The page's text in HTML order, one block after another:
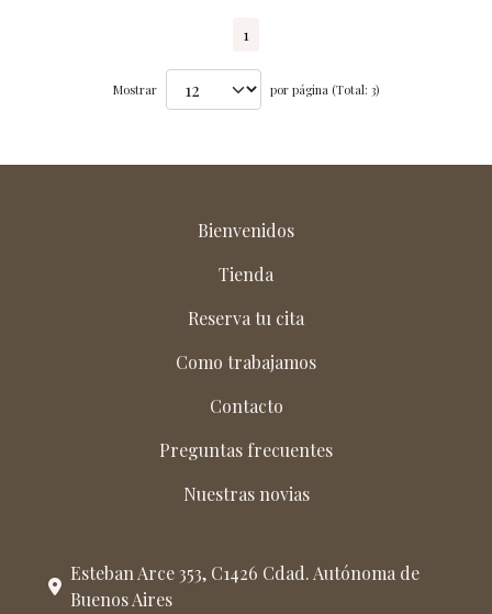
1
Mostrar por página (Total: 3)
Bienvenidos
Tienda
Reserva tu cita
Como trabajamos
Contacto
Preguntas frecuentes
Nuestras novias
Esteban Arce 353, C1426 Cdad. Autónoma de
Buenos Aires